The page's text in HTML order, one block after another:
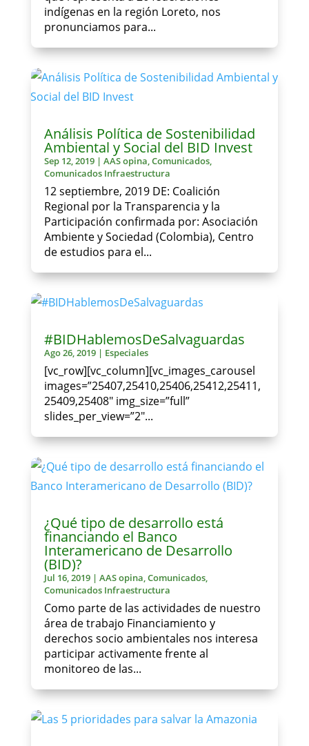
indígenas en la región Loreto, nos
pronunciamos para...
Análisis Política de Sostenibilidad
Ambiental y Social del BID Invest
Sep 12, 2019| AAS opina,Comunicados,
Comunicados Infraestructura
12 septiembre, 2019 DE: Coalición
Regional por la Transparencia y la
Participación confirmada por: Asociación
Ambiente y Sociedad (Colombia), Centro
de estudios para el...
#BIDHablemosDeSalvaguardas
Ago 26, 2019| Especiales
[vc_row][vc_column][vc_images_carousel
images=”25407,25410,25406,25412,25411,
25409,25408″ img_size=”full”
slides_per_view=”2″...
¿Qué tipo de desarrollo está
financiando el Banco
Interamericano de Desarrollo
(BID)?
Jul 16, 2019| AAS opina,Comunicados,
Comunicados Infraestructura
Como parte de las actividades de nuestro
área de trabajo Financiamiento y
derechos socio ambientales nos interesa
participar activamente frente al
monitoreo de las...